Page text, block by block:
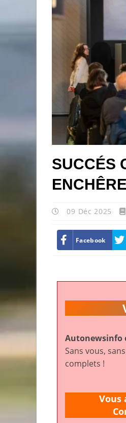
SUCCÉS
09 Déc 2025
Facebook
Autonewsinfo
Sans vous,
complets !
Vous